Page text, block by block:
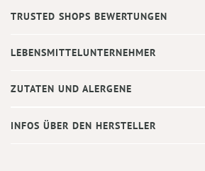
TRUSTED SHOPS BEWERTUNGEN
LEBENSMITTELUNTERNEHMER
ZUTATEN UND ALERGENE
INFOS ÜBER DEN HERSTELLER